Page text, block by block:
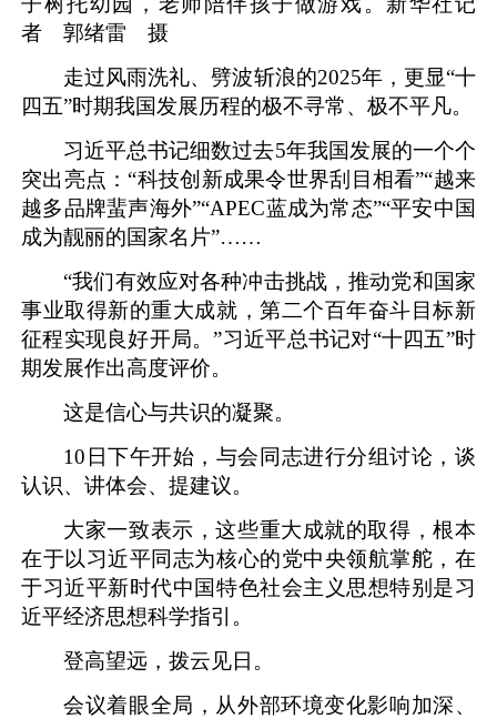
者 郭绪雷 摄
走过风雨洗礼、劈波斩浪的2025年，更显“十
四五”时期我国发展历程的极不寻常、极不平凡。
习近平总书记细数过去5年我国发展的一个个
突出亮点：“科技创新成果令世界刮目相看”“越来
越多品牌蜚声海外”“APEC蓝成为常态”“平安中国
成为靓丽的国家名片”……
“我们有效应对各种冲击挑战，推动党和国家
事业取得新的重大成就，第二个百年奋斗目标新
征程实现良好开局。”习近平总书记对“十四五”时
期发展作出高度评价。
这是信心与共识的凝聚。
10日下午开始，与会同志进行分组讨论，谈
认识、讲体会、提建议。
大家一致表示，这些重大成就的取得，根本
在于以习近平同志为核心的党中央领航掌舵，在
于习近平新时代中国特色社会主义思想特别是习
近平经济思想科学指引。
登高望远，拨云见日。
会议着眼全局，从外部环境变化影响加深、